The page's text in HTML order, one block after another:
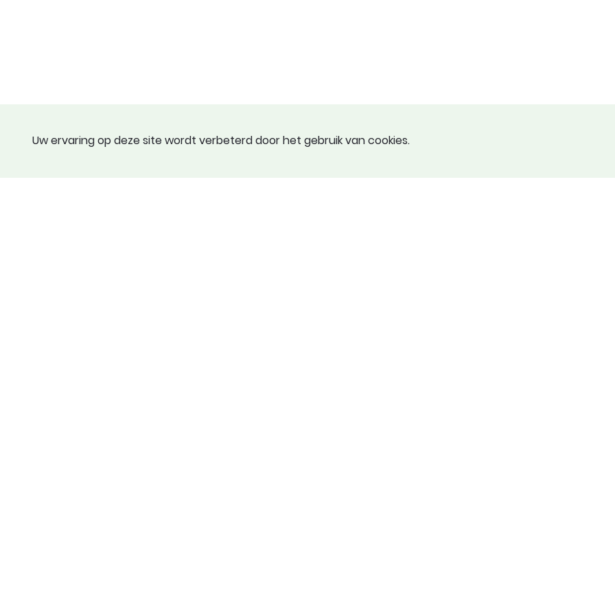
Uw ervaring op deze site wordt verbeterd door het gebruik van cookies.